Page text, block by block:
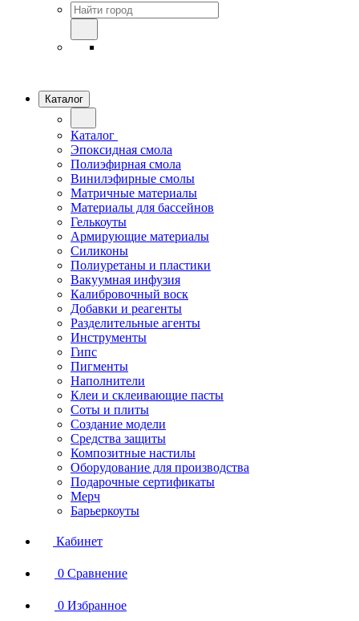
Каталог
Каталог
Эпоксидная смола
Полиэфирная смола
Винилэфирные смолы
Матричные материалы
Материалы для бассейнов
Гелькоуты
Армирующие материалы
Силиконы
Полиуретаны и пластики
Вакуумная инфузия
Калибровочный воск
Добавки и реагенты
Разделительные агенты
Инструменты
Гипс
Пигменты
Наполнители
Клеи и склеивающие пасты
Соты и плиты
Создание модели
Средства защиты
Композитные настилы
Оборудование для производства
Подарочные сертификаты
Мерч
Барьеркоуты
Кабинет
0 Сравнение
0 Избранное